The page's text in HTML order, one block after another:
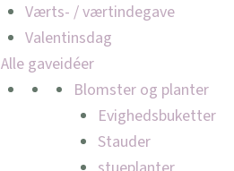
Værts- / værtindegave
Valentinsdag
Alle gaveidéer
Blomster og planter
Evighedsbuketter
Stauder